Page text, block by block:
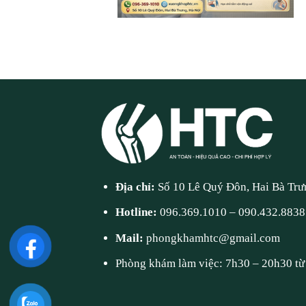
Địa chỉ: Số 10 Lê Quý Đôn, Hai Bà
Hotline:096.369.1010 –090.432.8838
Mail:phongkhamhtc@gmail.com
Phòng khám làm việc: 7h30 – 20h30